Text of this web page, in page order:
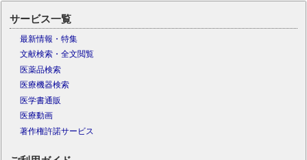
サービス一覧
最新情報・特集
文献検索・全文閲覧
医薬品検索
医療機器検索
医学書通販
医療動画
著作権許諾サービス